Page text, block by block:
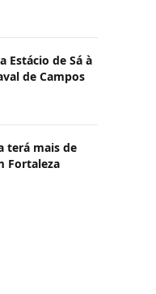
Estácio de Sá à
de Campos
terá mais de
Fortaleza